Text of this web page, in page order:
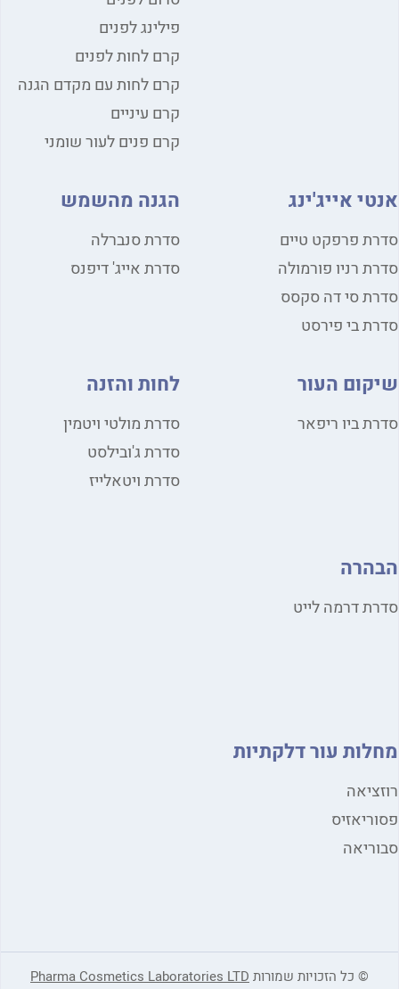
פילינג לפנים
קרם לחות לפנים
קרם לחות עם מקדם הגנה
קרם עיניים
קרם פנים לעור שומני
אנטי אייג'ינג
סדרת פרפקט טיים
סדרת רניו פורמולה
סדרת סי דה סקסס
סדרת בי פירסט
שיקום העור
סדרת ביו ריפאר
הגנה מהשמש
סדרת סנברלה
סדרת אייג' דיפנס
לחות והזנה
סדרת מולטי ויטמין
סדרת ג'ובילסט
סדרת ויטאלייז
הבהרה
סדרת דרמה לייט
מחלות עור דלקתיות
רוזציאה
פסוריאזיס
סבוריאה
© כל הזכויות שמורות Pharma Cosmetics Laboratories LTD